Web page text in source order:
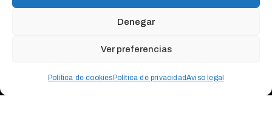
Denegar
Ver preferencias
Política de cookies Política de privacidadAviso legal
POLÍTICA DE COOKIES